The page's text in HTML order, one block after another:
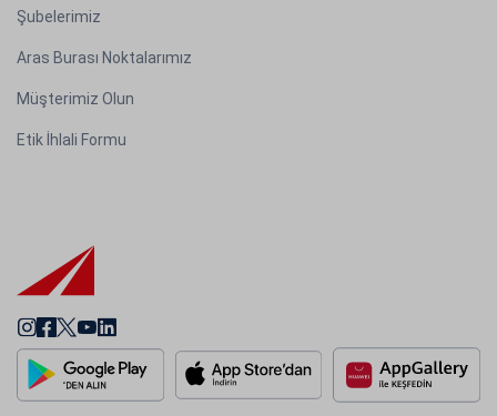
Şubelerimiz
Aras Burası Noktalarımız
Müşterimiz Olun
Etik İhlali Formu